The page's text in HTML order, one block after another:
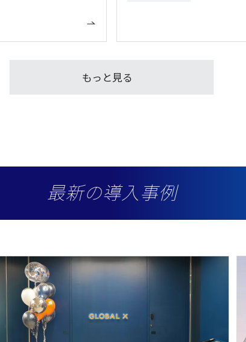
もっと見る
最新の導入事例